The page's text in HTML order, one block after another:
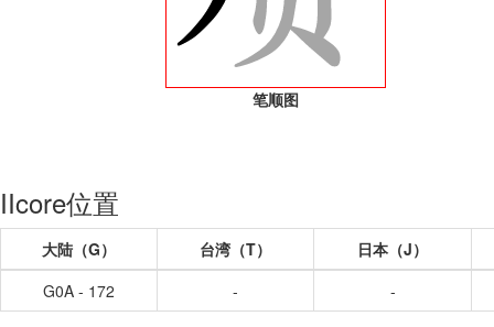
笔顺图
IIcore位置
大陆（G） 台湾（T）
日本（J）
G0A - 172
- -